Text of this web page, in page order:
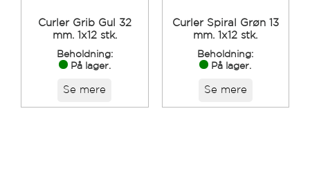
Curler Grib Gul 32
mm. 1x12 stk.
Beholdning:
På lager.
Se mere
Curler Spiral Grøn 13
mm. 1x12 stk.
Beholdning:
På lager.
Se mere